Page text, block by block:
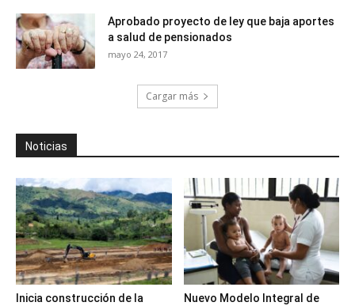
Aprobado proyecto de ley que baja aportes
a salud de pensionados
mayo 24, 2017
Cargar más
Noticias
Inicia construcción de la
Nuevo Modelo Integral de